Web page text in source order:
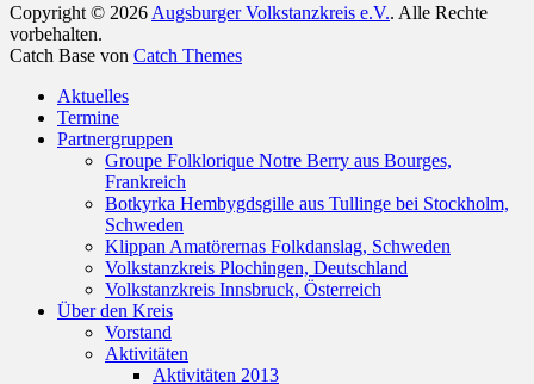
Copyright © 2026 Augsburger Volkstanzkreis e.V.. Alle Rechte
vorbehalten.
Catch Base von Catch Themes
oben
scrollen
Aktuelles
Termine
Partnergruppen
Groupe Folklorique Notre Berry aus Bourges,
Frankreich
Botkyrka Hembygdsgille aus Tullinge bei Stockholm,
Schweden
Klippan Amatörernas Folkdanslag, Schweden
Volkstanzkreis Plochingen, Deutschland
Volkstanzkreis Innsbruck, Österreich
Über den Kreis
Vorstand
Aktivitäten
Aktivitäten 2013